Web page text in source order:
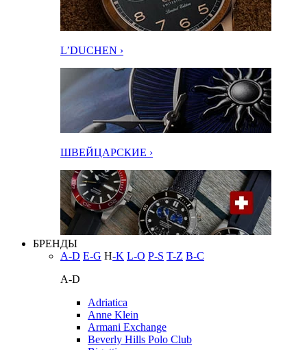
L’DUCHEN ›
ШВЕЙЦАРСКИЕ ›
БРЕНДЫ
A-D E-G H-K L-O P-S T-Z В-С
A-D
Adriatica
Anne Klein
Armani Exchange
Beverly Hills Polo Club